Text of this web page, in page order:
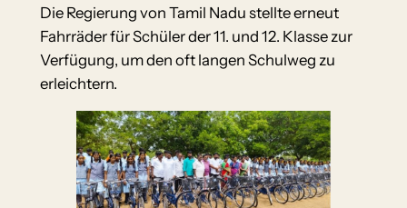
Die Regierung von Tamil Nadu stellte erneut
Fahrräder für Schüler der 11. und 12. Klasse zur
Verfügung, um den oft langen Schulweg zu
erleichtern.